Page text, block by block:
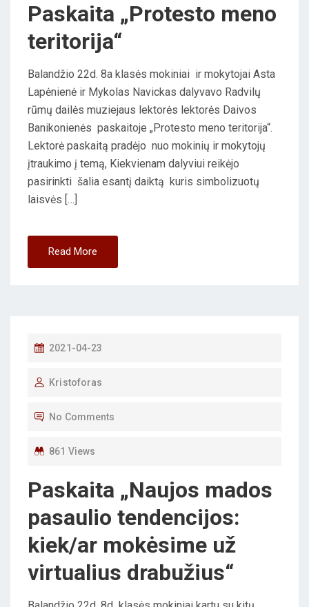
Paskaita „Protesto meno
teritorija“
Balandžio 22d. 8a klasės mokiniai ir mokytojai Asta
Lapėnienė ir Mykolas Navickas dalyvavo Radvilų
rūmų dailės muziejaus lektorės lektorės Daivos
Banikonienės paskaitoje „Protesto meno teritorija“.
Lektorė paskaitą pradėjo nuo mokinių ir mokytojų
įtraukimo į temą, Kiekvienam dalyviui reikėjo
pasirinkti šalia esantį daiktą kuris simbolizuotų
laisvės […]
Read More
P
S
2021-04-23
Kristoforas
No Comments
861 Views
Paskaita „Naujos mados
pasaulio tendencijos:
kiek/ar mokėsime už
virtualius drabužius“